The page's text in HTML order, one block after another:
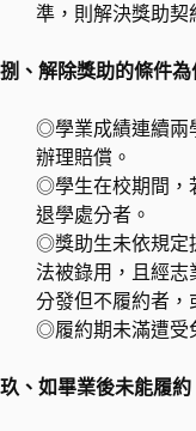
準，則解決獎助契
捌、解除獎助的條件為
◎學業成績連續兩
辦理賠償。
◎學生在校期間，
退學處分者。
◎獎助生未依規定
法被錄用，且經志
分發但不履約者，
◎履約期未滿遭受
玖、如畢業後未能履